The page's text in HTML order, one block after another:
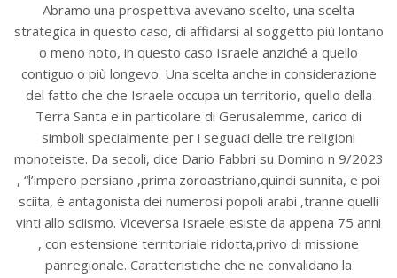
Abramo una prospettiva avevano scelto, una scelta
strategica in questo caso, di affidarsi al soggetto più lontano
o meno noto, in questo caso Israele anziché a quello
contiguo o più longevo. Una scelta anche in considerazione
del fatto che che Israele occupa un territorio, quello della
Terra Santa e in particolare di Gerusalemme, carico di
simboli specialmente per i seguaci delle tre religioni
monoteiste. Da secoli, dice Dario Fabbri su Domino n 9/2023
, “l’impero persiano ,prima zoroastriano,quindi sunnita, e poi
sciita, è antagonista dei numerosi popoli arabi ,tranne quelli
vinti allo sciismo. Viceversa Israele esiste da appena 75 anni
, con estensione territoriale ridotta,privo di missione
panregionale. Caratteristiche che ne convalidano la